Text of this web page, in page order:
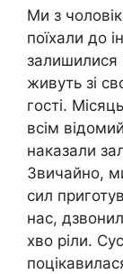
Ми з
поїхали до
живуть зі
гості.
всім
наказали
Звичайно,
сил
нас,
хво ріли.